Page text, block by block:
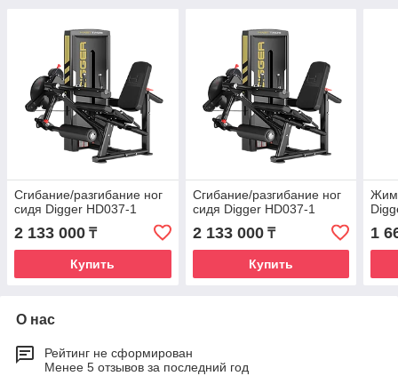
Сгибание/разгибание ног
сидя Digger HD037-1
2 133 000 ₸
Купить
Сгибание/разгибание ног
сидя Digger HD037-1
2 133 000₸
Купить
Жим
1
О нас
Рейтинг не сформирован
Менее 5 отзывов за последний год